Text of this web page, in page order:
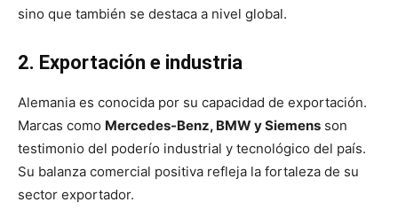
sino que también se destaca a nivel global.
2. Exportación e industria
Alemania es conocida por su capacidad de exportación.
Marcas como Mercedes-Benz, BMW y Siemens son
testimonio del poderío industrial y tecnológico del país.
Su balanza comercial positiva refleja la fortaleza de su
sector exportador.